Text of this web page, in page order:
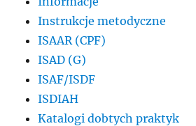
Instrukcje metodyczne
ISAAR (CPF)
ISAD (G)
ISAF/ISDF
ISDIAH
Katalogi dobtych praktyk